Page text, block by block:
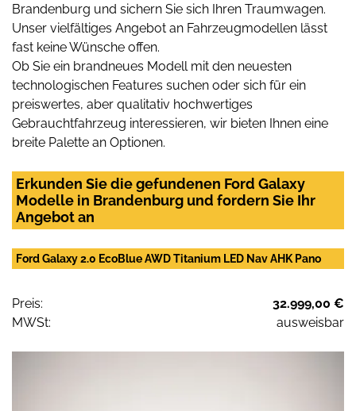
Brandenburg und sichern Sie sich Ihren Traumwagen.
Unser vielfältiges Angebot an Fahrzeugmodellen lässt
fast keine Wünsche offen.
Ob Sie ein brandneues Modell mit den neuesten
technologischen Features suchen oder sich für ein
preiswertes, aber qualitativ hochwertiges
Gebrauchtfahrzeug interessieren, wir bieten Ihnen eine
breite Palette an Optionen.
Erkunden Sie die gefundenen Ford Galaxy
Modelle in Brandenburg und fordern Sie Ihr
Angebot an
Ford Galaxy 2.0 EcoBlue AWD Titanium LED Nav AHK Pano
Preis:
32.999,00 €
MWSt:
ausweisbar